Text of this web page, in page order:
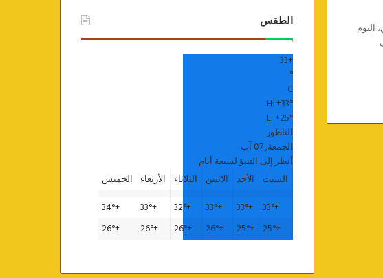
اليوم
الطقس
+
33
°
C
H:+33°
L:+25°
الناظور
الجمعة, 07 آب
أنظر إلى التنبؤ لسبعة أيام
السبت
الأحد الاثنين الثلاثاء الأربعاء
الخميس
+
33°
+
33°
+
33°
+
32°
+
33°
+
34°
+
25°
+
25°
+
26°
+
26°
+
26°
+
26°